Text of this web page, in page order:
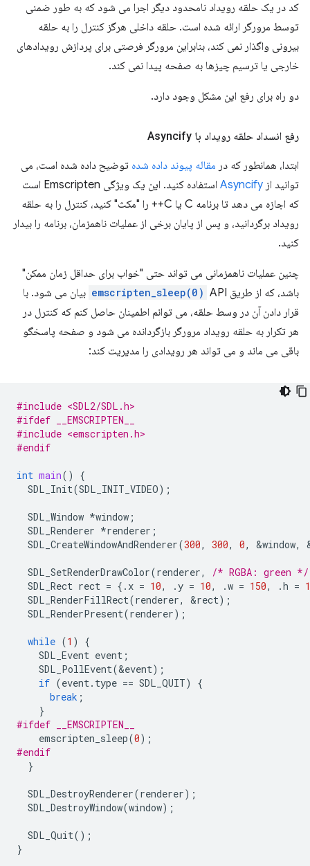
کد در یک حلقه رویداد نامحدود دیگر اجرا می شود که به طور ضمنی
توسط مرورگر ارائه شده است. حلقه داخلی هرگز کنترل را به حلقه
بیرونی واگذار نمی کند، بنابراین مرورگر فرصتی برای پردازش رویدادهای
خارجی یا ترسیم چیزها به صفحه پیدا نمی کند.
دو راه برای رفع این مشکل وجود دارد.
رفع انسداد حلقه رویداد با Asyncify
ابتدا، همانطور که در مقاله پیوند داده شده توضیح داده شده است، می
توانید از Asyncify
استفاده کنید. این یک ویژگی Emscripten است
که اجازه می دهد تا برنامه C یا C++ را "مکث" کنید، کنترل را به حلقه
رویداد برگردانید، و پس از پایان برخی از عملیات ناهمزمان، برنامه را بیدار
کنید.
چنین عملیات ناهمزمانی می تواند حتی "خواب برای حداقل زمان ممکن"
باشد، که از طریق
emscripten_sleep(0) API بیان می شود. با
قرار دادن آن در وسط حلقه، می توانم اطمینان حاصل کنم که کنترل در
هر تکرار به حلقه رویداد مرورگر بازگردانده می شود و صفحه پاسخگو
باقی می ماند و می تواند هر رویدادی را مدیریت کند:
#include <SDL2/SDL.h>
#ifdef __EMSCRIPTEN__
#include <emscripten.h>
#endif
int main()
{
SDL_Init(SDL_INIT_VIDEO);
SDL_Window *window ;
SDL_Renderer *renderer ;
SDL_CreateWindowAndRenderer(300, 300, 0, &window,
SDL_SetRenderDrawColor(renderer,
/* RGBA: green */
SDL_Rect rect = {. x = 10, .y = 10, .w = 150, .h =
SDL_RenderFillRect(renderer, &rect);
SDL_RenderPresent(renderer);
while (1 )
{
SDL_Event event ;
SDL_PollEvent(&event);
if (event. type == SDL_QUIT)
{
break ;
}
#ifdef __EMSCRIPTEN__
emscripten_sleep(0);
#endif
}
SDL_DestroyRenderer(renderer);
SDL_DestroyWindow(window);
SDL_Quit();
}